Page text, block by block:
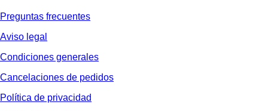
Preguntas frecuentes
Aviso legal
Condiciones generales
Cancelaciones de pedidos
Política de privacidad